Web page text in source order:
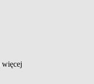
więcej